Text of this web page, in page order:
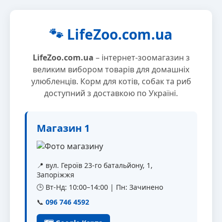
🐾 LifeZoo.com.ua
LifeZoo.com.ua – інтернет-зоомагазин з
великим вибором товарів для домашніх
улюбленців. Корм для котів, собак та риб
доступний з доставкою по Україні.
Магазин 1
📍 вул. Героїв 23-го батальйону, 1,
Запоріжжя
🕒 Вт-Нд: 10:00–14:00 | Пн: Зачинено
📞 096 746 4592